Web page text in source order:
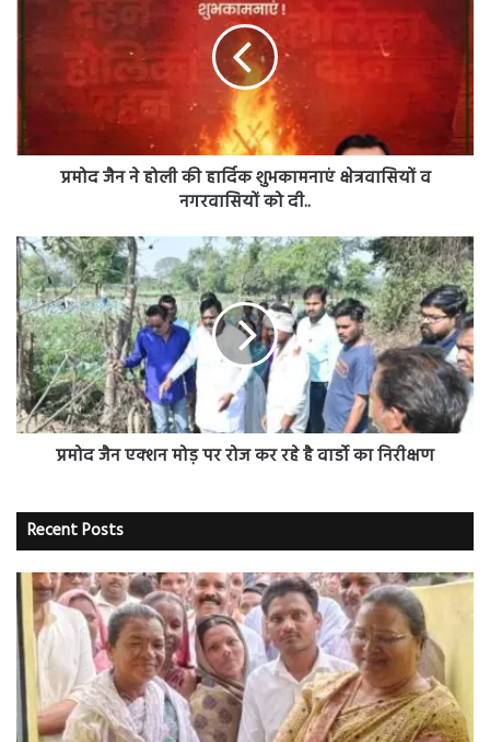
होली
की
शुभकामनाएं
क्षेत्रवासियों
व
नगरवासियों
प्रमोद जैन ने होली की हार्दिक शुभकामनाएं क्षेत्रवासियों व
नगरवासियों को दी..
प्रमोद
जैन
एक्शन
मोड़
पर
रोज
कर
रहे
है
प्रमोद जैन एक्शन मोड़ पर रोज कर रहे है वार्डो का निरीक्षण
Recent Posts